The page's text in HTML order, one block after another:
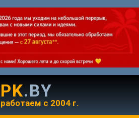
PK.BY
работаем с 2004 г.